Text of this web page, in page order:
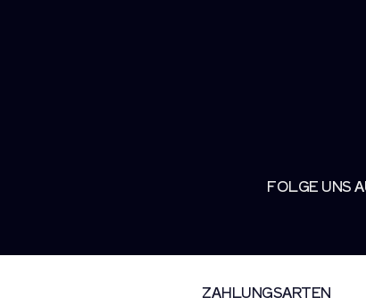
FOLGE UNS
ZAHLUNGSARTEN